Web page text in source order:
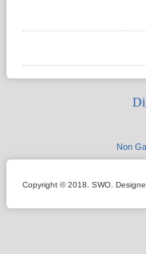
Non
Copyright © 2018. SWO.